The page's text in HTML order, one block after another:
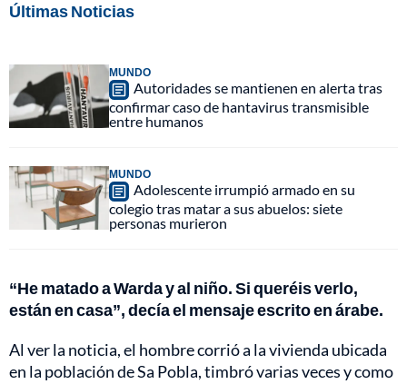
Últimas Noticias
MUNDO
Autoridades se mantienen en alerta tras
confirmar caso de hantavirus transmisible
entre humanos
MUNDO
Adolescente irrumpió armado en su
colegio tras matar a sus abuelos: siete
personas murieron
“He matado a Warda y al niño. Si queréis verlo,
están en casa”, decía el mensaje escrito en árabe.
Al ver la noticia, el hombre corrió a la vivienda ubicada
en la población de Sa Pobla, timbró varias veces y como